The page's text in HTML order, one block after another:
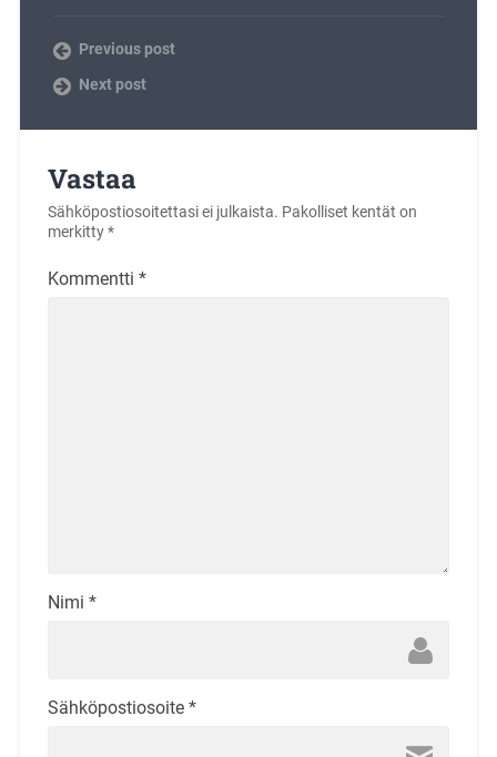
Previous post
Next post
Vastaa
Sähköpostiosoitettasi ei julkaista. Pakolliset kentät on
merkitty*
Kommentti *
Nimi *
Sähköpostiosoite *